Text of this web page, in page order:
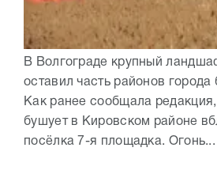
В Волгограде крупный
оставил часть районов города
Как ранее сообщала
бушует в Кировском районе
посёлка 7-я площадка. Огонь...